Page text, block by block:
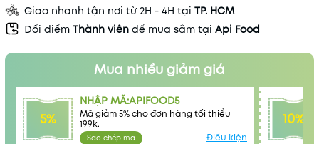
Giao nhanh tận nơi từ 2H - 4H tại TP. HCM
Đổi điểm Thành viên để mua sắm tại Api Food
Mua nhiều giảm giá
5%
NHẬP MÃ:APIFOOD5
Mã giảm 5% cho đơn hàng tối thiểu
199k.
Sao chép mã Điều kiện
10%